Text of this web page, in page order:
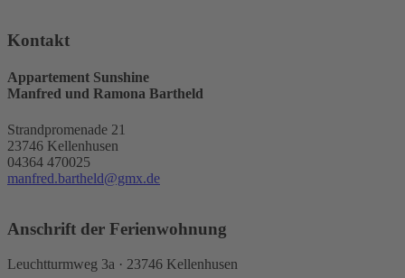
Kontakt
Appartement Sunshine
Manfred und Ramona Bartheld
Strandpromenade 21
23746 Kellenhusen
04364 470025
manfred.bartheld@gmx.de
Anschrift der Ferienwohnung
Leuchtturmweg 3a · 23746 Kellenhusen